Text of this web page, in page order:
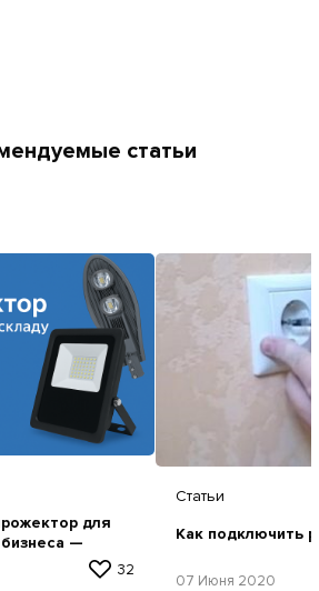
статьи
для
—
32
Статьи
Как подключить
07 Июня 2020